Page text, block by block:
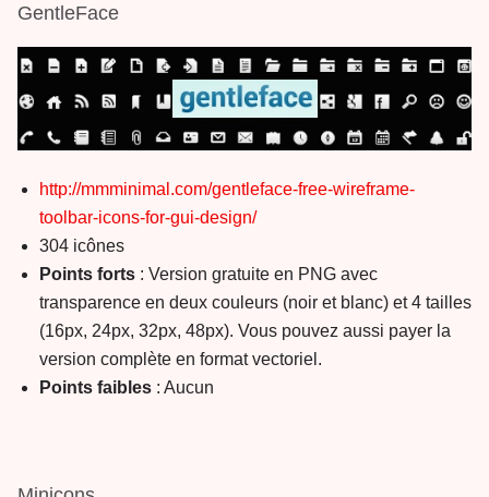
GentleFace
http://mmminimal.com/gentleface-free-wireframe-
toolbar-icons-for-gui-design/
304 icônes
Points forts : Version gratuite en PNG avec
transparence en deux couleurs (noir et blanc) et 4 tailles
(16px, 24px, 32px, 48px). Vous pouvez aussi payer la
version complète en format vectoriel.
Points faibles : Aucun